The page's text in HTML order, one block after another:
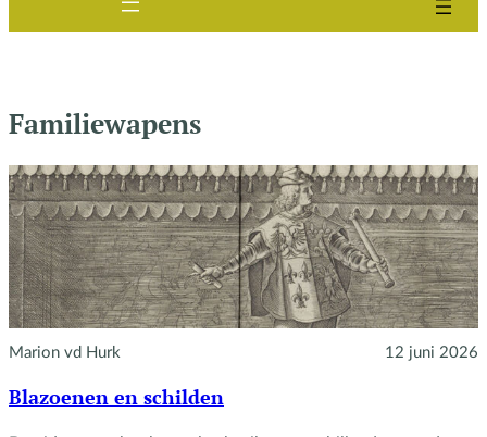
Familiewapens
Marion vd Hurk 12 juni 2026
Blazoenen en schilden